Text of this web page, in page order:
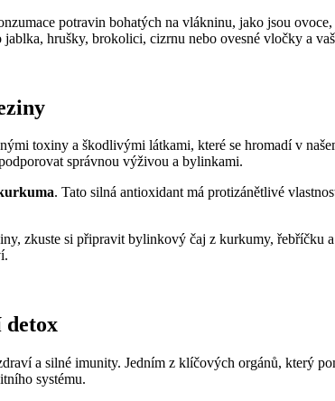
potravin bohatých na vlákninu, jako jsou
hrušky, brokolici, cizrnu nebo ovesné vločky a
toxiny a škodlivými látkami, které ⁢se hromadí v
správnou výživou a bylinkami.
. Tato silná antioxidant má protizánětlivé
zkuste si připravit⁤ bylinkový čaj z ⁢kurkumy,
detox
a silné imunity. Jedním z klíčových orgánů, který
systému.